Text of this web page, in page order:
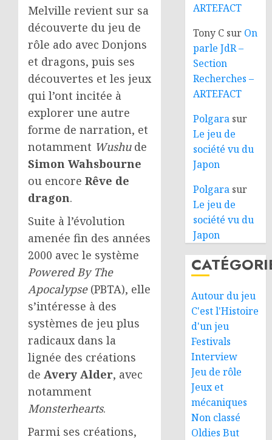
Melville revient sur sa
découverte du jeu de
rôle ado avec Donjons
et dragons, puis ses
découvertes et les jeux
qui l’ont incitée à
explorer une autre
forme de narration, et
notamment Wushu de
Simon Wahsbourne
ou encore Rêve de
dragon.
Suite à l’évolution
amenée fin des années
2000 avec le système
Powered By The
Apocalypse(PBTA), elle
s’intéresse à des
systèmes de jeu plus
radicaux dans la
lignée des créations
de Avery Alder, avec
notamment
Monsterhearts.
Parmi ses créations,
ARTEFACT
Tony C sur On
parle JdR –
Section
Recherches –
ARTEFACT
Polgara sur
Le jeu de
société vu du
Japon
Polgara sur
Le jeu de
société vu du
Japon
Autour du jeu
C'est l'Histoire
d'un jeu
Festivals
Interview
Jeu de rôle
Jeux et
mécaniques
Non classé
Oldies But